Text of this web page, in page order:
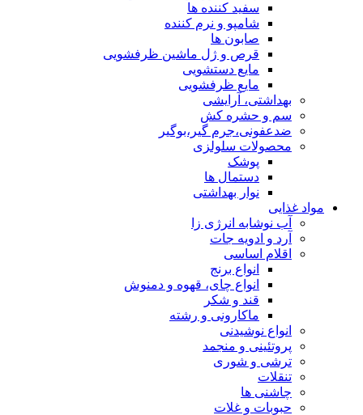
سفید کننده ها
شامپو و نرم کننده
صابون ها
قرص و ژل ماشین ظرفشویی
مایع دستشویی
مایع ظرفشویی
بهداشتی، آرایشی
سم و حشره کش
ضدعفونی،جرم گیر،بوگیر
محصولات سلولزی
پوشک
دستمال ها
نوار بهداشتی
مواد غذایی
آب نوشابه انرژی زا
آرد و ادویه جات
اقلام اساسی
انواع برنج
انواع چای، قهوه و دمنوش
قند و شکر
ماکارونی و رشته
انواع نوشیدنی
پروتئینی و منجمد
ترشی و شوری
تنقلات
چاشنی ها
حبوبات و غلات